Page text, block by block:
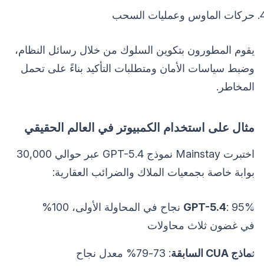
حركات الماوس وعمليات السحب
يقوم المطورون بتكوين السلوك من خلال رسائل النظام،
وضبط سياسات الأمان ومتطلبات التأكيد بناءً على تحمل
المخاطر.
مثال على استخدام الكمبيوتر في العالم الحقيقي
اختبرت Mainstay نموذج GPT-5.4 عبر حوالي 30,000
بوابة خاصة بجمعيات الملاك والضرائب العقارية:
GPT-5.4
: 95% نجاح في المحاولة الأولى، 100%
في غضون ثلاث محاولات
نماذج CUA السابقة : 73-79% معدل نجاح